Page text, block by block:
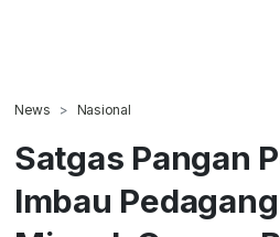
News Nasional
Satgas Pangan
Imbau